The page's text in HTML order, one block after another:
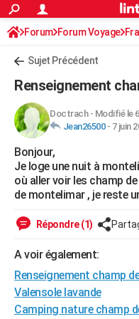
ACTUALITÉS
Politique
Société
Faits Divers
Education
Monde
Villes
+
FINANCE
Retraite
Impôts
Epargne
Immobilier
Risques naturels par ville
Banque
Assurance
Crédit
AUTO
Essais
Réserver un essai
Citadines
Berlines
SUV
Forum auto
+HIGH-TECH
Mobiles
Meilleur smartphone
Internet
Ordinateurs
Jeux vidéo
Guide high-tech
+BRICOLAGE
Forum
Aménagement intérieur
Extérieur
Cuisine
Salle de bains
Jardinage
Rangement
WEEK-END
LIFESTYLE
Art de vivre
Bien-être
Loisirs
Mode
Modes de vie
SANTE
Alimentation
Guide de la santé
Maladies
Médicaments
Sommeil
VOYAGE
Forum Forum Voyage
Sujet Précédent
Renseignement
Doctrach- Modifié le
Jean26500- 7 juin
Bonjour,
Je loge une nuit à
où aller voir les champ
de montelimar , je reste
Répondre (1)
A voir également:
Renseignement champ
Valensole lavande
Camping nature champ